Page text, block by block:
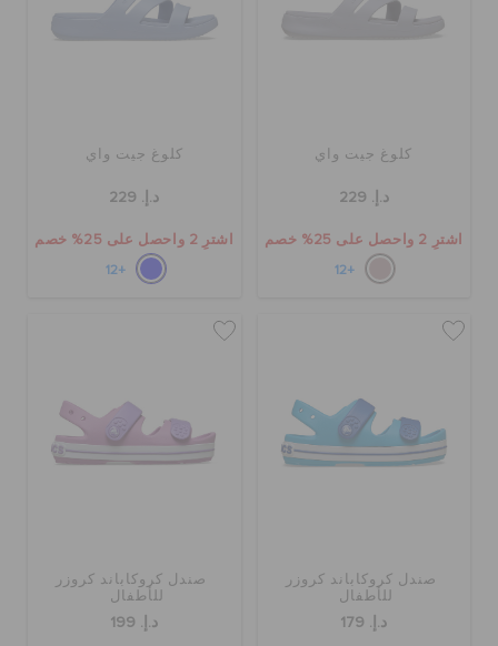
كلوغ جيت واي
د.إ. 229
اشترِ 2 واحصل على 25% خصم
+12
كلوغ جيت واي
د.إ. 229
اشترِ 2 واحصل على 25% خصم
+12
صندل كروكاباند كروزر
للأطفال
د.إ. 179
صندل كروكاباند كروزر
للأطفال
د.إ. 199